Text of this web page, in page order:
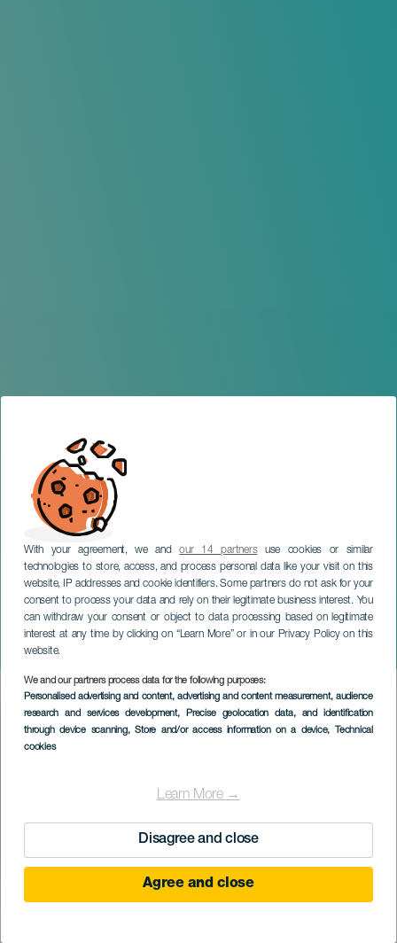
With your agreement, we andour 14 partnersuse cookies or similar
technologies to store, access, and process personal data like your visit on this
website, IP addresses and cookie identifiers. Some partners do not ask for your
consent to process your data and rely on their legitimate business interest. You
can withdraw your consent or object to data processing based on legitimate
interest at any time by clicking on “Learn More” or in our Privacy Policy on this
website.
We and our partners process data for the following purposes:
Personalised advertising and content, advertising and content measurement, audience
research and services development, Precise geolocation data, and identification
through device scanning, Store and/or access information on a device, Technical
cookies
Learn More →
Disagree and close
Agree and close
Re-PerQsión
GRÃ-CANÁRIA
Imagen
Listado